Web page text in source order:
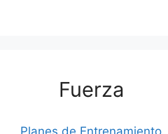
Fuerza
Planes de Entrenamiento